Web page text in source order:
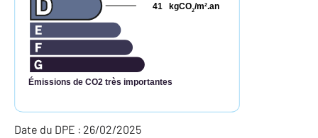
Émissions de CO2 très importantes
kgCO2/m2.an
41
Date du DPE : 26/02/2025